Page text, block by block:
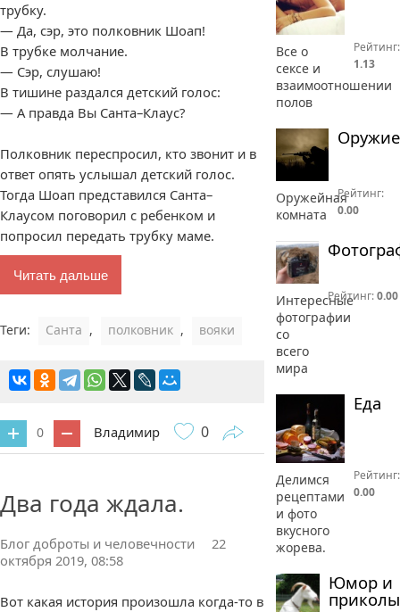
трубку.
— Да, сэр, это полковник Шоап!
В трубке молчание.
— Сэр, слушаю!
В тишине раздался детский голос:
— А правда Вы Санта–Клаус?
Полковник переспросил, кто звонит и в
ответ опять услышал детский голос.
Тогда Шоап представился Санта–
Клаусом поговорил с ребенком и
попросил передать трубку маме.
Читать дальше
Теги: Санта , полковник , вояки
0 Владимир
0
Два года ждала.
Блог доброты и человечности
22
октября 2019, 08:58
Вот какая история произошла когда-то в
Все о
сексе и
взаимоотношении
полов
Рейтинг:
1.13
Оружие
Оружейная
комната
Рейтинг:
0.00
Интересные
фотографии
со
всего
мира
Рейтинг:0.00
Еда
Делимся
рецептами
и фото
вкусного
жорева.
Рейтинг:
0.00
Юмор и
приколы